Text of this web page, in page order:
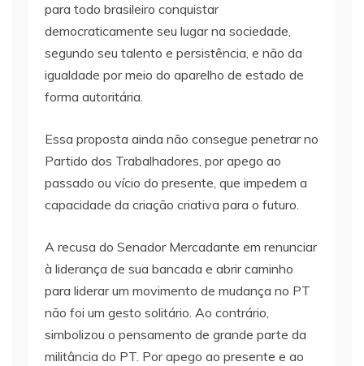
para todo brasileiro conquistar
democraticamente seu lugar na sociedade,
segundo seu talento e persistência, e não da
igualdade por meio do aparelho de estado de
forma autoritária.
Essa proposta ainda não consegue penetrar no
Partido dos Trabalhadores, por apego ao
passado ou vício do presente, que impedem a
capacidade da criação criativa para o futuro.
A recusa do Senador Mercadante em renunciar
à liderança de sua bancada e abrir caminho
para liderar um movimento de mudança no PT
não foi um gesto solitário. Ao contrário,
simbolizou o pensamento de grande parte da
militância do PT. Por apego ao presente e ao